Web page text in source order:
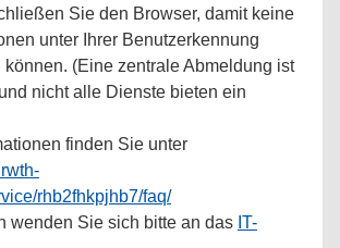
Sie den Browser, damit keine
unter Ihrer Benutzerkennung
(Eine zentrale Abmeldung ist
nicht alle Dienste bieten ein
finden Sie unter
rhb2fhkpjhb7/faq/
wenden Sie sich bitte an das IT-